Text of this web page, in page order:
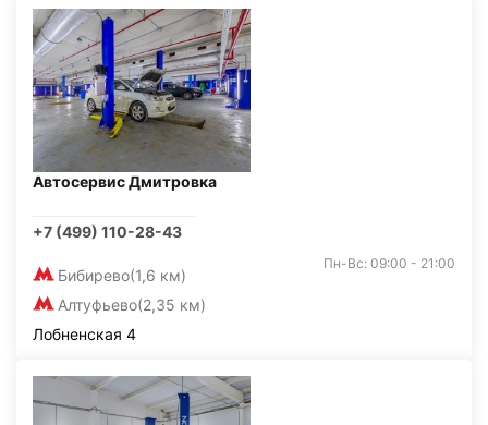
Автосервис Дмитровка
+7 (499) 110-28-43
Бибирево(1,6 км)
Алтуфьево(2,35 км)
Пн-Вс: 09:00 - 21:00
Лобненская 4